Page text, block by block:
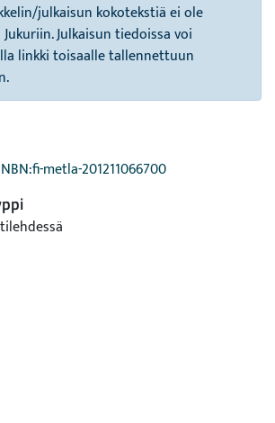
julkaisun kokotekstiä ei ole
Julkaisun tiedoissa voi
linkki toisaalle tallennettuun
metla-201211066700